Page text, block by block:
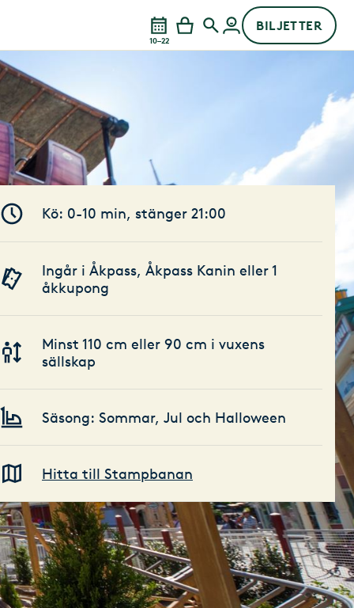
10–22
BILJETTER
Kö: 0-10 min, stänger 21:00
Ingår i Åkpass, Åkpass Kanin eller 1
åkkupong
Minst 110 cm eller 90 cm i vuxens
sällskap
Säsong: Sommar, Jul och Halloween
Hitta till Stampbanan